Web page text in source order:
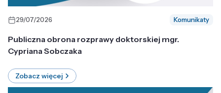
29/07/2026 Komunikaty
Publiczna obrona rozprawy doktorskiej mgr.
Cypriana Sobczaka
Zobacz więcej